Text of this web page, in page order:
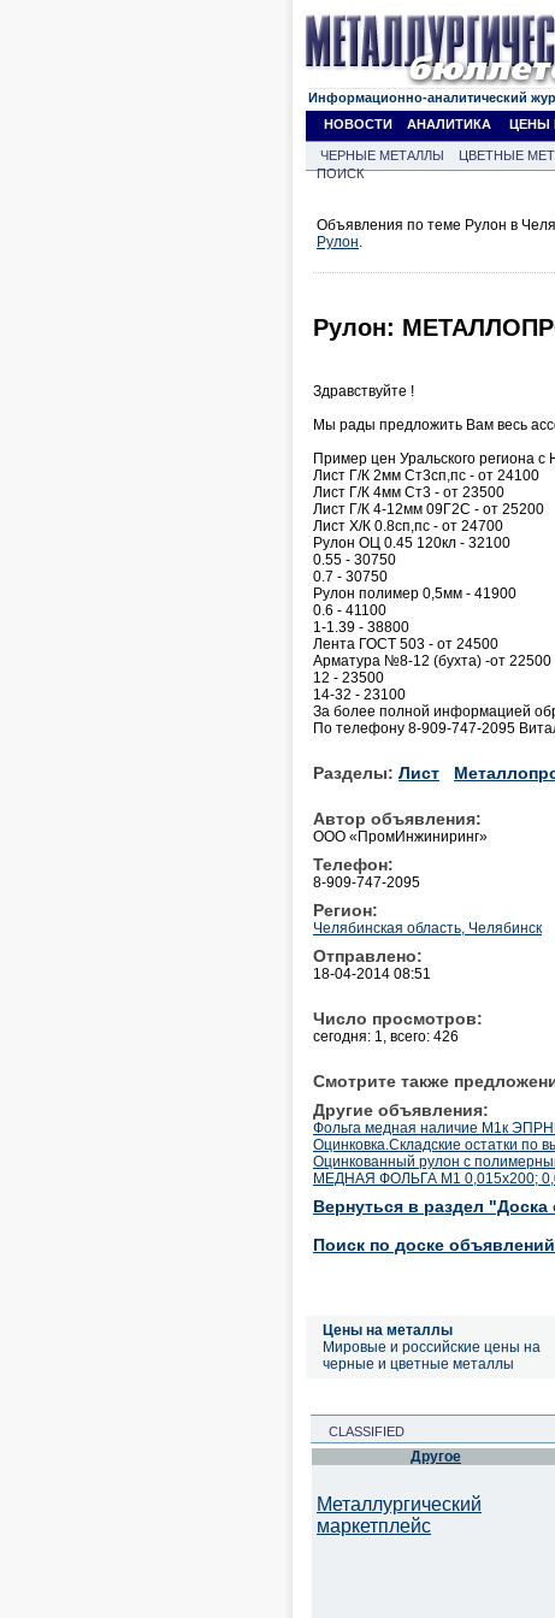
Информационно-аналитический
НОВОСТИ
АНАЛИТИКА ЦЕНЫ
ЧЕРНЫЕ МЕТАЛЛЫ ЦВЕТНЫЕ
ПОИСК
Объявления по теме Рулон в
Рулон.
Рулон:
Здравствуйте !
Мы рады предложить Вам весь
Пример цен Уральского региона с
Лист Г/К 2мм Ст3сп,пс - от 24100
Лист Г/К 4мм Ст3 - от 23500
Лист Г/К 4-12мм 09Г2С - от 25200
Лист Х/К 0.8сп,пс - от 24700
Рулон ОЦ 0.45 120кл - 32100
0.55 - 30750
0.7 - 30750
Рулон полимер 0,5мм - 41900
0.6 - 41100
1-1.39 - 38800
Лента ГОСТ 503 - от 24500
Арматура №8-12 (бухта) -от 22500
12 - 23500
14-32 - 23100
За более полной информацией
По телефону 8-909-747-2095
Разделы: Лист
Автор объявления:
ООО «ПромИнжиниринг»
Телефон:
8-909-747-2095
Регион:
Челябинская область, Челябинск
Отправлено:
18-04-2014 08:51
Число просмотров:
сегодня: 1, всего: 426
Смотрите также
Другие объявления:
Фольга медная наличие М1к
Оцинковка.Складские остатки по
Оцинкованный рулон с
МЕДНАЯ ФОЛЬГА М1 0,015х200;
Вернуться в раздел
Поиск по доске
Цены на металлы
Мировые и российские цены на
черные и цветные металлы
CLASSIFIED
Другое
Металлургический
маркетплейс